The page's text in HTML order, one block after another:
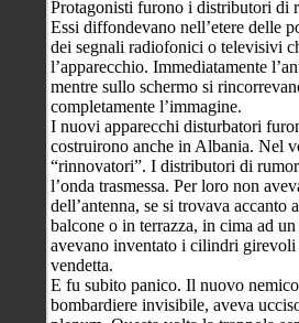
Protagonisti furono i distributori di
Essi diffondevano nell’etere delle
dei segnali radiofonici o televisivi
l’apparecchio. Immediatamente
mentre sullo schermo si
completamente l’immagine.
I nuovi apparecchi disturbatori
costruirono anche in Albania. Nel
“rinnovatori”. I distributori di
l’onda trasmessa. Per loro non
dell’antenna, se si trovava accanto
balcone o in terrazza, in cima ad
avevano inventato i cilindri
vendetta.
E fu subito panico. Il nuovo
bombardiere invisibile, aveva